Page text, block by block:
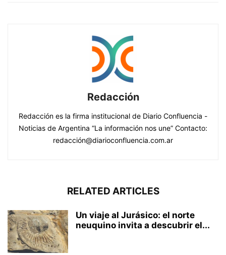
Redacción
Redacción es la firma institucional de Diario Confluencia -
Noticias de Argentina “La información nos une” Contacto:
redacción@diarioconfluencia.com.ar
RELATED ARTICLES
Un viaje al Jurásico: el norte
neuquino invita a descubrir el...